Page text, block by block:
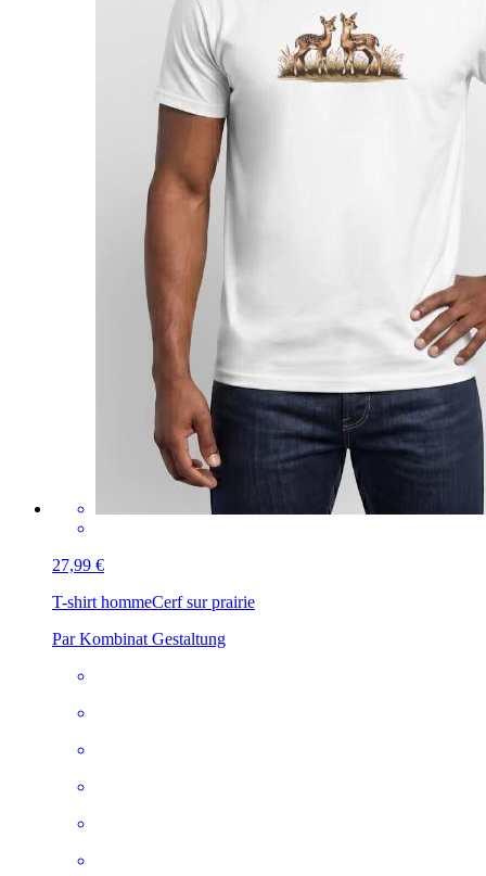
27,99 €
T-shirt hommeCerf sur prairie
Par Kombinat Gestaltung